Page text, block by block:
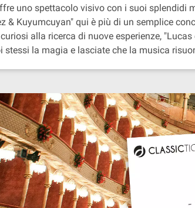
uno spettacolo visivo con i suoi splendidi
& Kuyumcuyan" qui è più di un semplice
alla ricerca di nuove esperienze,
stessi la magia e lasciate che la musica